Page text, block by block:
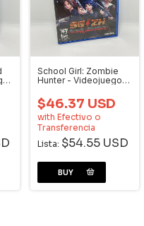
School Girl: Zombie
Hunter - Videojuego
$46.37 USD
with Efectivo o
Transferencia
Lista: $54.55 USD